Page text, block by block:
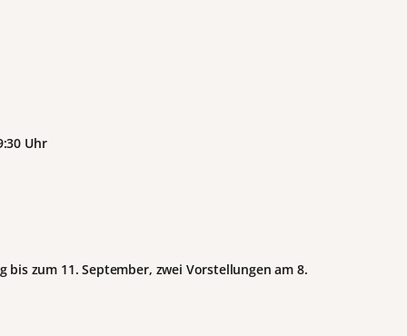
Uhr
zum 11. September, zwei Vorstellungen am 8.